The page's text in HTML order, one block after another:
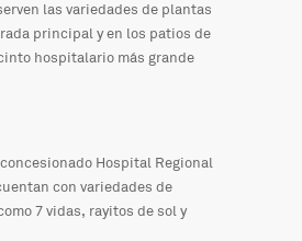
las variedades de plantas
principal y en los patios de
hospitalario más grande
Hospital Regional
con variedades de
7 vidas, rayitos de sol y